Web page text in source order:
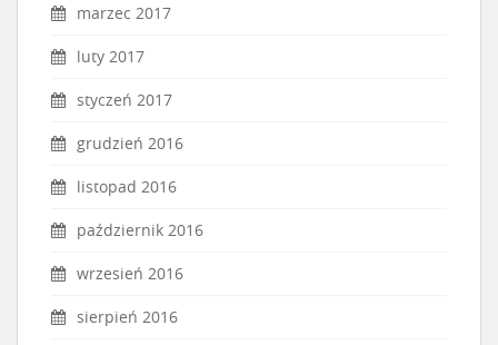
marzec 2017
luty 2017
styczeń 2017
grudzień 2016
listopad 2016
październik 2016
wrzesień 2016
sierpień 2016